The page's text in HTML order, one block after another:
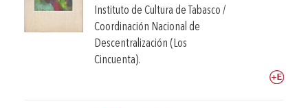
Instituto de Cultura de Tabasco /
Coordinación Nacional de
Descentralización (Los
Cincuenta).